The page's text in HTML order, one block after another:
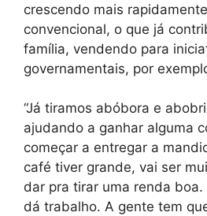
crescendo mais
convencional, o que já
família, vendendo para
governamentais, por
“Já tiramos abóbora e
ajudando a ganhar alguma
começar a entregar a
café tiver grande, vai ser
dar pra tirar uma renda boa.
dá trabalho. A gente tem